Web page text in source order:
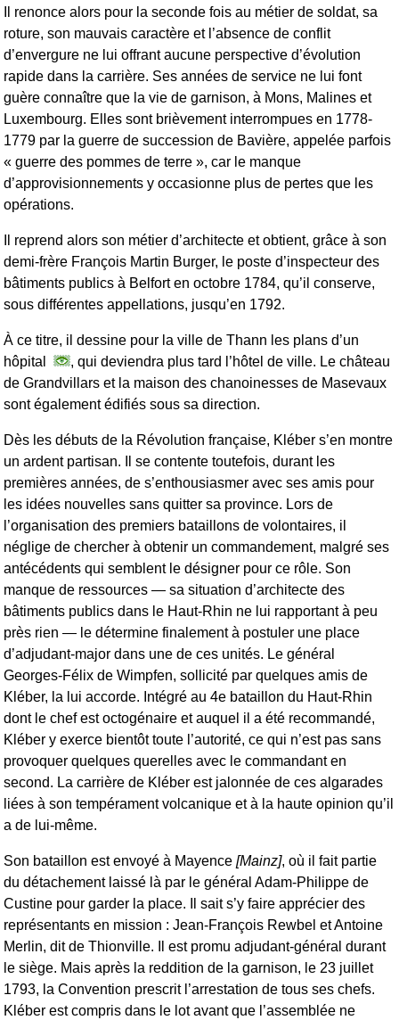
Il renonce alors pour la seconde fois au métier de soldat, sa
roture, son mauvais caractère et l’absence de conflit
d’envergure ne lui offrant aucune perspective d’évolution
rapide dans la carrière. Ses années de service ne lui font
guère connaître que la vie de garnison, à Mons, Malines et
Luxembourg. Elles sont brièvement interrompues en 1778-
1779 par la guerre de succession de Bavière, appelée parfois
« guerre des pommes de terre », car le manque
d’approvisionnements y occasionne plus de pertes que les
opérations.
Il reprend alors son métier d’architecte et obtient, grâce à son
demi-frère François Martin Burger, le poste d’inspecteur des
bâtiments publics à Belfort en octobre 1784, qu’il conserve,
sous différentes appellations, jusqu’en 1792.
À ce titre, il dessine pour la ville de Thann les plans d’un
hôpital
, qui deviendra plus tard l’hôtel de ville. Le château
de Grandvillars et la maison des chanoinesses de Masevaux
sont également édifiés sous sa direction.
Dès les débuts de la Révolution française, Kléber s’en montre
un ardent partisan. Il se contente toutefois, durant les
premières années, de s’enthousiasmer avec ses amis pour
les idées nouvelles sans quitter sa province. Lors de
l’organisation des premiers bataillons de volontaires, il
néglige de chercher à obtenir un commandement, malgré ses
antécédents qui semblent le désigner pour ce rôle. Son
manque de ressources — sa situation d’architecte des
bâtiments publics dans le Haut-Rhin ne lui rapportant à peu
près rien — le détermine finalement à postuler une place
d’adjudant-major dans une de ces unités. Le général
Georges-Félix de Wimpfen, sollicité par quelques amis de
Kléber, la lui accorde. Intégré au 4e bataillon du Haut-Rhin
dont le chef est octogénaire et auquel il a été recommandé,
Kléber y exerce bientôt toute l’autorité, ce qui n’est pas sans
provoquer quelques querelles avec le commandant en
second. La carrière de Kléber est jalonnée de ces algarades
liées à son tempérament volcanique et à la haute opinion qu’il
a de lui-même.
Son bataillon est envoyé à Mayence [Mainz], où il fait partie
du détachement laissé là par le général Adam-Philippe de
Custine pour garder la place. Il sait s’y faire apprécier des
représentants en mission : Jean-François Rewbel et Antoine
Merlin, dit de Thionville. Il est promu adjudant-général durant
le siège. Mais après la reddition de la garnison, le 23 juillet
1793, la Convention prescrit l’arrestation de tous ses chefs.
Kléber est compris dans le lot avant que l’assemblée ne